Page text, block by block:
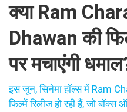
क्या Ram
Dhawan की
पर मचाएंगी
इस जून, सिनेमा हॉल्स में Ram
फिल्में रिलीज हो रही हैं, जो